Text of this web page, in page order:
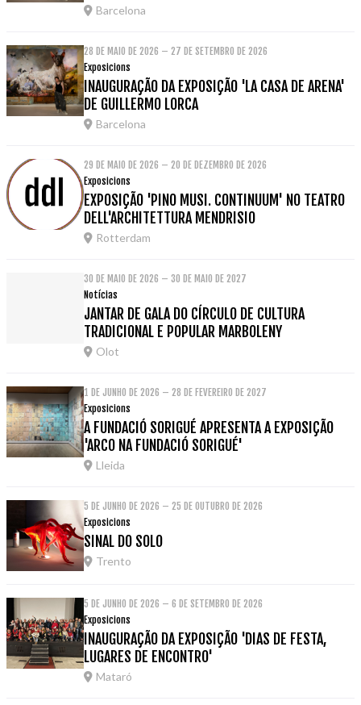
Barcelona
28 DE MAIO DE 2026 – 27 DE SETEMBRO DE 2026
Exposicions
INAUGURAÇÃO DA EXPOSIÇÃO 'LA CASA DE ARENA'
DE GUILLERMO LORCA
Barcelona
29 DE MAIO DE 2026 – 20 DE DEZEMBRO DE 2026
Exposicions
EXPOSIÇÃO 'PINO MUSI. CONTINUUM' NO TEATRO
DELL'ARCHITETTURA MENDRISIO
Rotterdam
30 DE MAIO DE 2026 – 30 DE MAIO DE 2027
Notícias
JANTAR DE GALA DO CÍRCULO DE CULTURA
TRADICIONAL E POPULAR MARBOLENY
Olot
1 DE JUNHO DE 2026 – 28 DE FEVEREIRO DE 2027
Exposicions
A FUNDACIÓ SORIGUÉ APRESENTA A EXPOSIÇÃO
'ARCO NA FUNDACIÓ SORIGUÉ'
Lleida
5 DE JUNHO DE 2026 – 25 DE OUTUBRO DE 2026
Exposicions
SINAL DO SOLO
Trento
5 DE JUNHO DE 2026 – 6 DE SETEMBRO DE 2026
Exposicions
INAUGURAÇÃO DA EXPOSIÇÃO 'DIAS DE FESTA,
LUGARES DE ENCONTRO'
Mataró